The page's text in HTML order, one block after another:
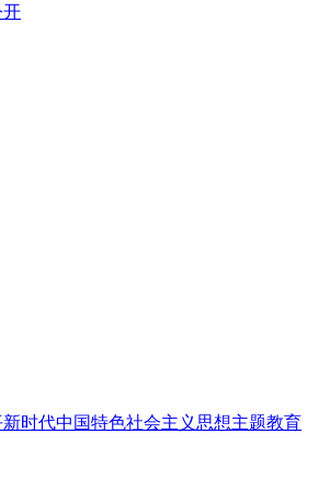
开
时代中国特色社会主义思想主题教育